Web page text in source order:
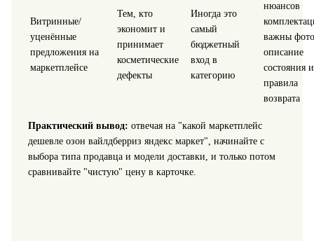
Витринные/
уценённые
предложения на
маркетплейсе
Тем, кто
экономит и
принимает
косметические
дефекты
Иногда это
самый
бюджетный
вход в
категорию
нюансов
важны
описание
состояния и
правила
возврата
Практический вывод: отвечая на "какой маркетплейс
дешевле озон вайлдберриз яндекс маркет", начинайте с
выбора типа продавца и модели доставки, и только потом
сравнивайте "чистую" цену в карточке.